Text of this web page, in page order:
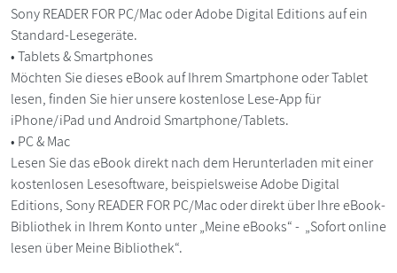
Sony READER FOR PC/Mac oder Adobe Digital Editions auf ein
Standard-Lesegeräte.
• Tablets & Smartphones
Möchten Sie dieses eBook auf Ihrem Smartphone oder Tablet
lesen, finden Sie hier unsere kostenlose Lese-App für
iPhone/iPad und Android Smartphone/Tablets.
• PC & Mac
Lesen Sie das eBook direkt nach dem Herunterladen mit einer
kostenlosen Lesesoftware, beispielsweise Adobe Digital
Editions, Sony READER FOR PC/Mac oder direkt über Ihre eBook-
Bibliothek in Ihrem Konto unter „Meine eBooks“ - „Sofort online
lesen über Meine Bibliothek“.